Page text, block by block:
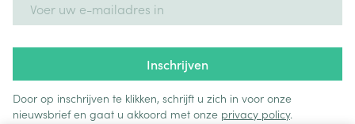
Inschrijven
Door op inschrijven te klikken, schrijft u zich in voor onze
nieuwsbrief en gaat u akkoord met onze privacy policy.